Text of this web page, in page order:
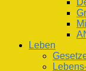
Leben